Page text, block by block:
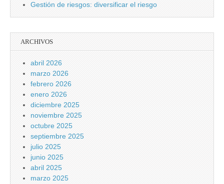
Gestión de riesgos: diversificar el riesgo
ARCHIVOS
abril 2026
marzo 2026
febrero 2026
enero 2026
diciembre 2025
noviembre 2025
octubre 2025
septiembre 2025
julio 2025
junio 2025
abril 2025
marzo 2025